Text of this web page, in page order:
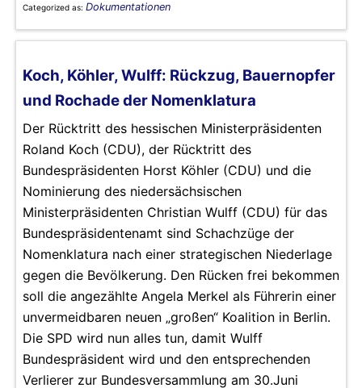
Categorized as: Dokumentationen
Koch, Köhler, Wulff: Rückzug, Bauernopfer
und Rochade der Nomenklatura
Der Rücktritt des hessischen Ministerpräsidenten
Roland Koch (CDU), der Rücktritt des
Bundespräsidenten Horst Köhler (CDU) und die
Nominierung des niedersächsischen
Ministerpräsidenten Christian Wulff (CDU) für das
Bundespräsidentenamt sind Schachzüge der
Nomenklatura nach einer strategischen Niederlage
gegen die Bevölkerung. Den Rücken frei bekommen
soll die angezählte Angela Merkel als Führerin einer
unvermeidbaren neuen „großen“ Koalition in Berlin.
Die SPD wird nun alles tun, damit Wulff
Bundespräsident wird und den entsprechenden
Verlierer zur Bundesversammlung am 30.Juni